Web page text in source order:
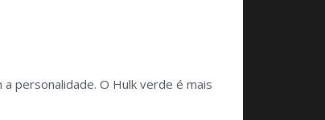
personalidade. O Hulk verde é mais